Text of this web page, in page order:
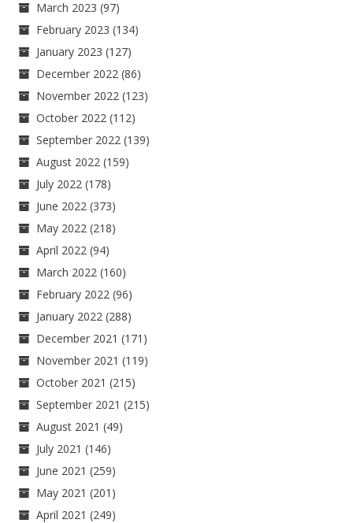
March 2023 (97)
February 2023 (134)
January 2023 (127)
December 2022 (86)
November 2022 (123)
October 2022 (112)
September 2022 (139)
August 2022 (159)
July 2022 (178)
June 2022 (373)
May 2022 (218)
April 2022 (94)
March 2022 (160)
February 2022 (96)
January 2022 (288)
December 2021 (171)
November 2021 (119)
October 2021 (215)
September 2021 (215)
August 2021 (49)
July 2021 (146)
June 2021 (259)
May 2021 (201)
April 2021 (249)